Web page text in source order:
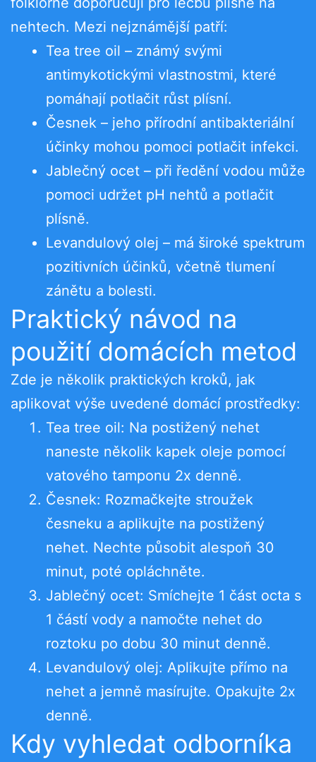
nehtech. Mezi nejznámější patří:
Tea tree oil – známý svými
antimykotickými vlastnostmi, které
pomáhají potlačit růst plísní.
Česnek – jeho přírodní antibakteriální
účinky mohou pomoci potlačit infekci.
Jablečný ocet – při ředění vodou může
pomoci udržet pH nehtů a potlačit
plísně.
Levandulový olej – má široké spektrum
pozitivních účinků, včetně tlumení
zánětu a bolesti.
Praktický návod na
použití domácích metod
Zde je několik praktických kroků, jak
aplikovat výše uvedené domácí prostředky:
Tea tree oil: Na postižený nehet
naneste několik kapek oleje pomocí
vatového tamponu 2x denně.
Česnek: Rozmačkejte stroužek
česneku a aplikujte na postižený
nehet. Nechte působit alespoň 30
minut, poté opláchněte.
Jablečný ocet: Smíchejte 1 část octa s
1 částí vody a namočte nehet do
roztoku po dobu 30 minut denně.
Levandulový olej: Aplikujte přímo na
nehet a jemně masírujte. Opakujte 2x
denně.
Kdy vyhledat odborníka